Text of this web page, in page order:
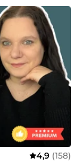
4,9 (158)